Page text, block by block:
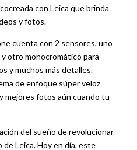
con Leica que brinda
y fotos.
cuenta con 2 sensores, uno
otro monocromático para
y muchos más detalles.
de enfoque súper veloz
mejores fotos aún cuando tu
del sueño de revolucionar
de Leica. Hoy en día, este